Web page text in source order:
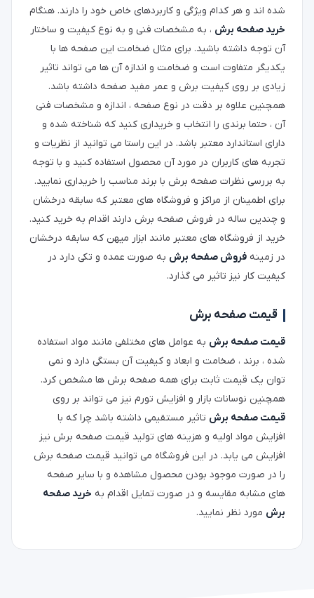
شده اند و هر کدام ویژگی و کاربردهای خاص خود را دارند. هنگام
خرید صفحه برش ، به مشخصات فنی و به نوع کیفیت و ساختار
آن توجه داشته باشید. برای مثال ضخامت این صفحه ها با
یکدیگر متفاوت است و ضخامت و اندازه آن ها می تواند تاثیر
زیادی بر روی کیفیت برش و عمر مفید صفحه داشته باشد.
همچنین علاوه بر دقت در نوع صفحه ، اندازه و مشخصات فنی
آن ، حتما برندی را انتخاب و خریداری کنید که شناخته شده و
دارای استاندارد معتبر باشد. در این راستا می توانید از نظریات و
تجربه های کاربران در مورد آن محصول استفاده کنید و با توجه
به بررسی نظرات صفحه برش با برند مناسب را خریداری نمایید.
برای اطمینان از مراکز و فروشگاه های معتبر که سابقه درخشان
و چندین ساله در فروش صفحه برش دارند اقدام به خرید کنید.
خرید از فروشگاه های معتبر مانند ابزار میهن که سابقه درخشان
در زمینه فروش صفحه برش به صورت عمده و تکی دارد در
کیفیت کار نیز تاثیر می گذارد.
قیمت صفحه برش
قیمت صفحه برش به عوامل های مختلفی مانند مواد استفاده
شده ، برند ، ضخامت و ابعاد و کیفیت آن بستگی دارد و نمی
توان یک قیمت ثابت برای همه صفحه برش ها مشخص کرد.
همچنین نوسانات بازار و افزایش تورم نیز می تواند بر روی
قیمت صفحه برش تاثیر مستقیمی داشته باشد چرا که با
افزایش مواد اولیه و هزینه های تولید قیمت صفحه برش نیز
افزایش می یابد. در این فروشگاه می توانید قیمت صفحه برش
را در صورت موجود بودن محصول مشاهده و با سایر صفحه
های مشابه مقایسه و در صورت تمایل اقدام به خرید صفحه
برش مورد نظر نمایید.